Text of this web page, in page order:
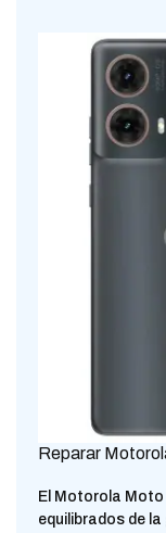
Reparar
El Motorola Moto
equilibrados de